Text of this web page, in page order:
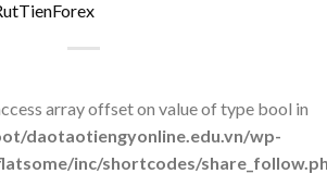
array offset on value of type bool in
daotaotiengyonline.edu.vn/wp-
inc/shortcodes/